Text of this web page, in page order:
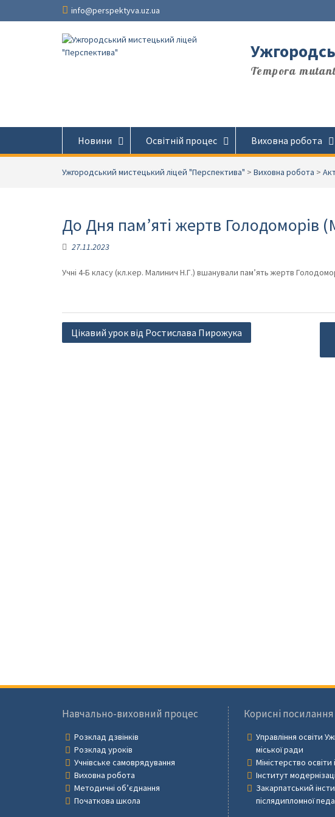
info@perspektyva.uz.ua
Tempora
Новини Освітній процес Виховна робота
Ужгородський мистецький ліцей "Перспектива" > Виховна робота >
До Дня пам’яті жертв Голодоморів
27.11.2023
Учні 4-Б класу (кл.кер. Малинич Н.Г.) вшанували пам’ять жертв
Навігація
Цікавий урок від Ростислава Пирожука
Навчально-виховний процес
Розклад дзвінків
Розклад уроків
Учнівське самоврядування
Виховна робота
Методичні об’єднання
Початкова школа
Корисні посилання
Управління освіти
міської ради
Міністерство освіти
Інститут
Закарпатський
післядипломної